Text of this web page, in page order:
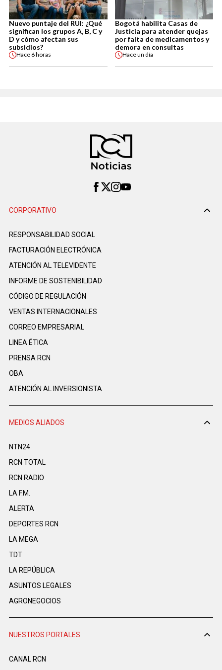
Nuevo puntaje del RUI: ¿Qué
significan los grupos A, B, C y
D y cómo afectan sus
subsidios?
Hace 6 horas
Bogotá habilita Casas de
Justicia para atender quejas
por falta de medicamentos y
demora en consultas
Haceun día
CORPORATIVO
RESPONSABILIDAD SOCIAL
FACTURACIÓN ELECTRÓNICA
ATENCIÓN AL TELEVIDENTE
INFORME DE SOSTENIBILIDAD
CÓDIGO DE REGULACIÓN
VENTAS INTERNACIONALES
CORREO EMPRESARIAL
LINEA ÉTICA
PRENSA RCN
OBA
ATENCIÓN AL INVERSIONISTA
MEDIOS ALIADOS
NTN24
RCN TOTAL
RCN RADIO
LA F.M.
ALERTA
DEPORTES RCN
LA MEGA
TDT
LA REPÚBLICA
ASUNTOS LEGALES
AGRONEGOCIOS
NUESTROS PORTALES
CANAL RCN